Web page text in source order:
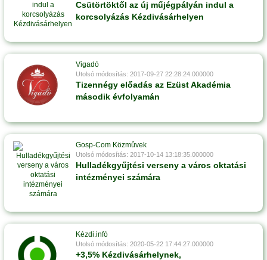
Csütörtöktől az új műjégpályán indul a
korcsolyázás Kézdivásárhelyen
Vigadó
Utolsó módosítás: 2017-09-27 22:28:24.000000
Tizennégy előadás az Ezüst Akadémia
második évfolyamán
Gosp-Com Közmûvek
Utolsó módosítás: 2017-10-14 13:18:35.000000
Hulladékgyűjtési verseny a város oktatási
intézményei számára
Kézdi.infó
Utolsó módosítás: 2020-05-22 17:44:27.000000
+3,5% Kézdivásárhelynek,